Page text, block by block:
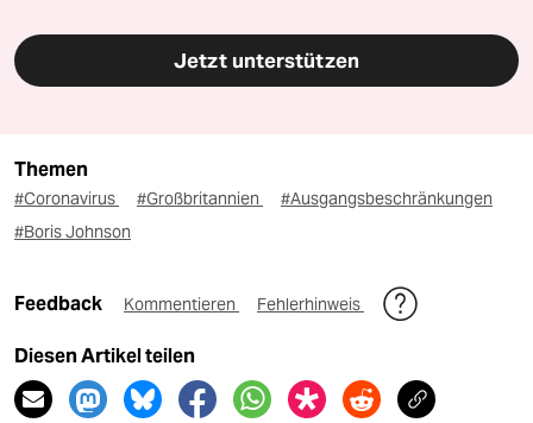
Jetzt unterstützen
Themen
#Coronavirus #Großbritannien
#Ausgangsbeschränkungen
#Boris Johnson
Feedback Kommentieren Fehlerhinweis
Diesen Artikel teilen